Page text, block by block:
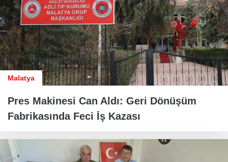
Malatya
Pres Makinesi Can Aldı: Geri Dönüşüm
Fabrikasında Feci İş Kazası